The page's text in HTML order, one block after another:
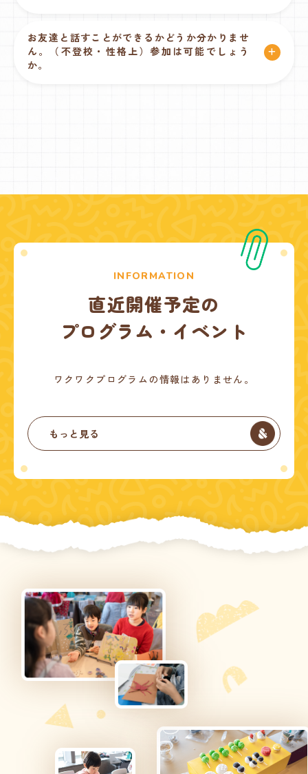
お友達と話すことができるかどうか分かりませ
ん。（不登校・性格上）参加は可能でしょう
か。
INFORMATION
直近開催予定の
プログラム・イベント
ワクワクプログラムの情報はありません。
もっと見る